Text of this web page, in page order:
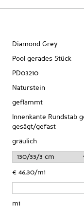
Diamond Grey
Pool gerades Stück
PD03210
Naturstein
geflammt
Innenkante Rundstab
gesägt/gefast
gräulich
€ 46,30/m1
m1